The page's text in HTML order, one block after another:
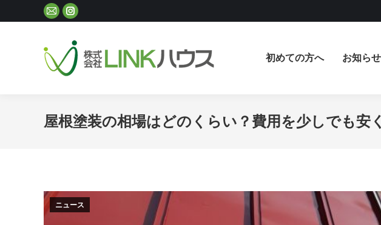
Mail
ジ
し
い
ド
ウ
Instagram
ー
ジ
し
い
ド
ウ
初めての方へ お知らせ
屋根塗装の相場はどのくらい？費用を少しでも安
ニュース